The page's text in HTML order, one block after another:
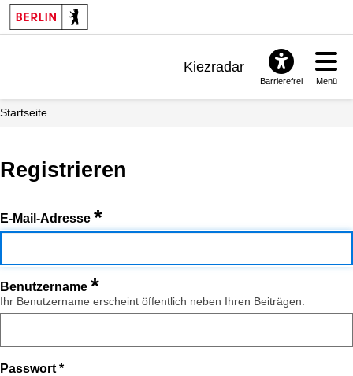
Kiezradar
Barrierefrei Menü
Startseite
Registrieren
E-Mail-Adresse *
Benutzername *
Ihr Benutzername erscheint öffentlich neben Ihren Beiträgen.
Passwort *